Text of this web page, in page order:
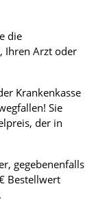
die
Ihren Arzt oder
Krankenkasse
Sie
der in
gegebenenfalls
Bestellwert